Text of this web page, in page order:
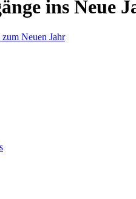
ins Neue
Neuen Jahr